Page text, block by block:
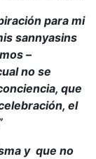
para mi
sannyasins
–
no se
que
el
y que no